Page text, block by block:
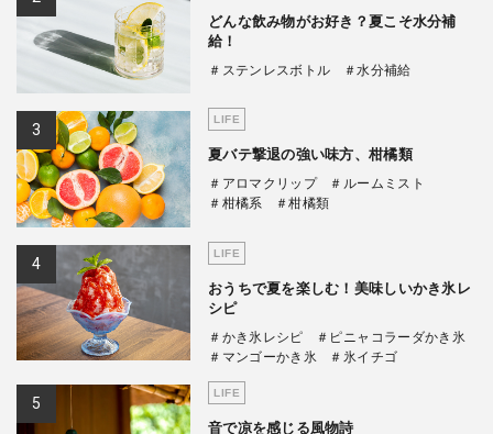
どんな飲み物がお好き？夏こそ水分補
給！
＃ステンレスボトル ＃水分補給
LIFE
夏バテ撃退の強い味方、柑橘類
＃アロマクリップ
＃ルームミスト
＃柑橘系
＃柑橘類
LIFE
おうちで夏を楽しむ！美味しいかき氷レ
シピ
＃かき氷レシピ
＃ピニャコラーダかき氷
＃マンゴーかき氷
＃氷イチゴ
LIFE
音で凉を感じる風物詩